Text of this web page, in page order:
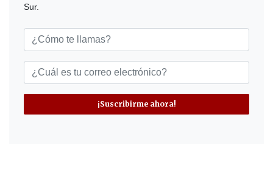
Sur.
¡Suscribirme ahora!